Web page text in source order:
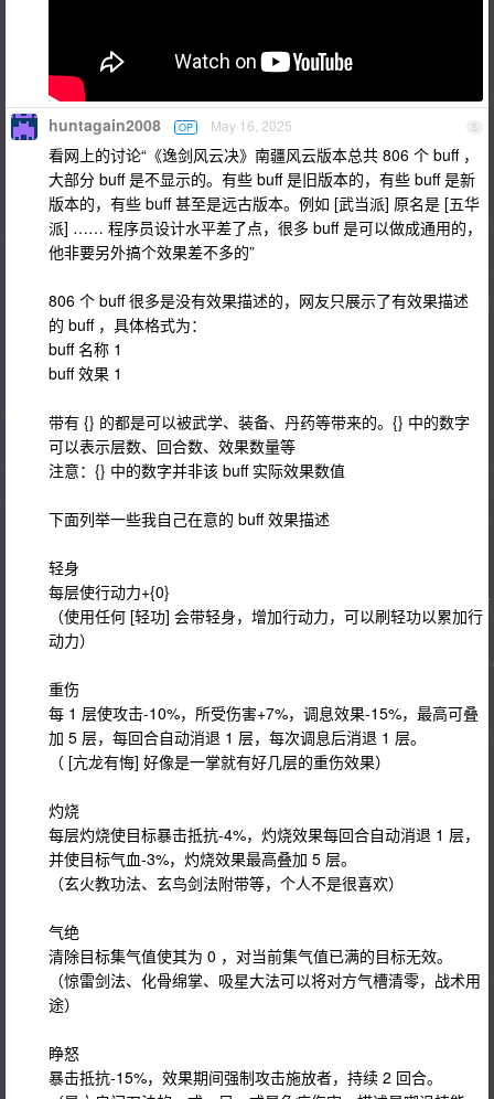
5
huntagain2008 OP May 16, 2025
看网上的讨论“《逸剑风云决》南疆风云版本总共 806 个 buff ，
大部分 buff 是不显示的。有些 buff 是旧版本的，有些 buff 是新
版本的，有些 buff 甚至是远古版本。例如 [武当派] 原名是 [五华
派] …… 程序员设计水平差了点，很多 buff 是可以做成通用的，
他非要另外搞个效果差不多的”
806 个 buff 很多是没有效果描述的，网友只展示了有效果描述
的 buff ，具体格式为：
buff 名称 1
buff 效果 1
带有 {} 的都是可以被武学、装备、丹药等带来的。{} 中的数字
可以表示层数、回合数、效果数量等
注意：{} 中的数字并非该 buff 实际效果数值
下面列举一些我自己在意的 buff 效果描述
轻身
每层使行动力+{0}
（使用任何 [轻功] 会带轻身，增加行动力，可以刷轻功以累加行
动力）
重伤
每 1 层使攻击-10%，所受伤害+7%，调息效果-15%，最高可叠
加 5 层，每回合自动消退 1 层，每次调息后消退 1 层。
（ [亢龙有悔] 好像是一掌就有好几层的重伤效果）
灼烧
每层灼烧使目标暴击抵抗-4%，灼烧效果每回合自动消退 1 层，
并使目标气血-3%，灼烧效果最高叠加 5 层。
（玄火教功法、玄鸟剑法附带等，个人不是很喜欢）
气绝
清除目标集气值使其为 0 ，对当前集气值已满的目标无效。
（惊雷剑法、化骨绵掌、吸星大法可以将对方气槽清零，战术用
途）
睁怒
暴击抵抗-15%，效果期间强制攻击施放者，持续 2 回合。